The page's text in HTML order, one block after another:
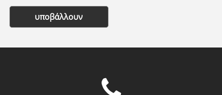
υποβάλλουν